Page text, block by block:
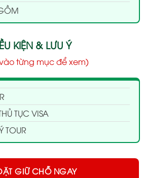
KIỆN & LƯU Ý
từng mục để xem)
TỤC VISA
TOUR
GIỮ CHỖ NGAY